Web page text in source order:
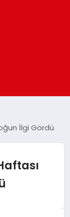
İlgi Gördü